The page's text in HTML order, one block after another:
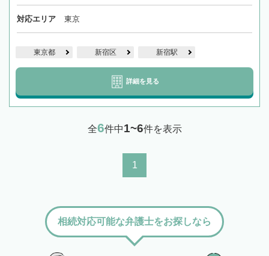
対応エリア 東京
東京都 新宿区 新宿駅
詳細を見る
全6件中1~6件を表示
1
相続対応可能な弁護士をお探しなら